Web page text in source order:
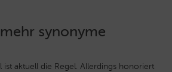
synonyme
ist aktuell die Regel. Allerdings honoriert